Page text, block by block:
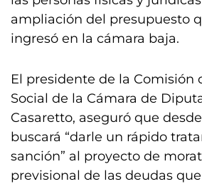
ampliación del presupuesto
ingresó en la cámara baja.
El presidente de la Comisión
Social de la Cámara de
Casaretto, aseguró que
buscará “darle un rápido
sanción” al proyecto de
previsional de las deudas